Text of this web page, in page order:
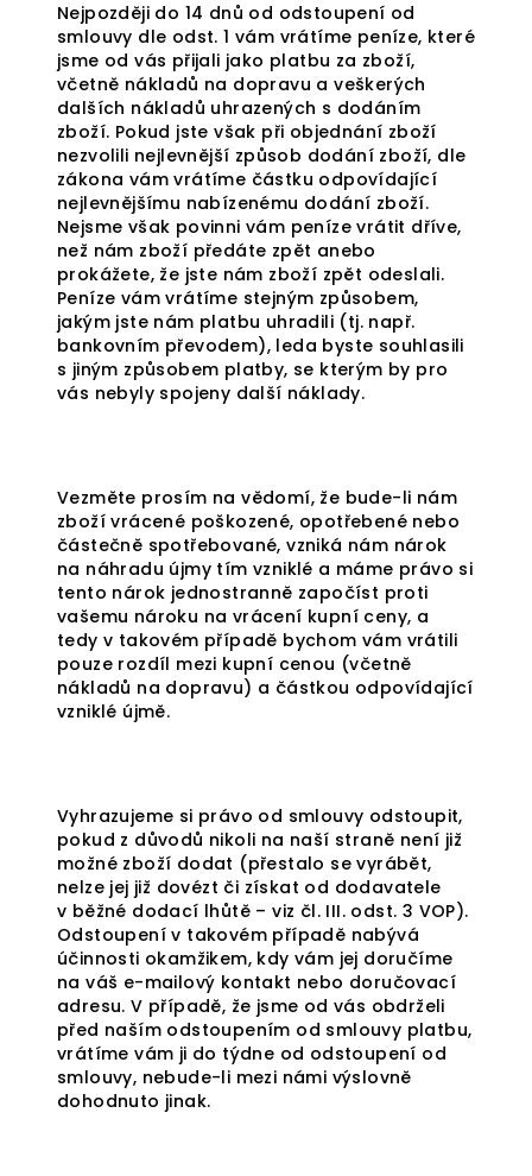
Nejpozději do 14 dnů od odstoupení od
smlouvy dle odst. 1 vám vrátíme peníze, které
jsme od vás přijali jako platbu za zboží,
včetně nákladů na dopravu a veškerých
dalších nákladů uhrazených s dodáním
zboží. Pokud jste však při objednání zboží
nezvolili nejlevnější způsob dodání zboží, dle
zákona vám vrátíme částku odpovídající
nejlevnějšímu nabízenému dodání zboží.
Nejsme však povinni vám peníze vrátit dříve,
než nám zboží předáte zpět anebo
prokážete, že jste nám zboží zpět odeslali.
Peníze vám vrátíme stejným způsobem,
jakým jste nám platbu uhradili (tj. např.
bankovním převodem), leda byste souhlasili
s jiným způsobem platby, se kterým by pro
vás nebyly spojeny další náklady.
Vezměte prosím na vědomí, že bude-li nám
zboží vrácené poškozené, opotřebené nebo
částečně spotřebované, vzniká nám nárok
na náhradu újmy tím vzniklé a máme právo si
tento nárok jednostranně započíst proti
vašemu nároku na vrácení kupní ceny, a
tedy v takovém případě bychom vám vrátili
pouze rozdíl mezi kupní cenou (včetně
nákladů na dopravu) a částkou odpovídající
vzniklé újmě.
Vyhrazujeme si právo od smlouvy odstoupit,
pokud z důvodů nikoli na naší straně není již
možné zboží dodat (přestalo se vyrábět,
nelze jej již dovézt či získat od dodavatele
v běžné dodací lhůtě – viz čl. III. odst. 3 VOP).
Odstoupení v takovém případě nabývá
účinnosti okamžikem, kdy vám jej doručíme
na váš e-mailový kontakt nebo doručovací
adresu. V případě, že jsme od vás obdrželi
před naším odstoupením od smlouvy platbu,
vrátíme vám ji do týdne od odstoupení od
smlouvy, nebude-li mezi námi výslovně
dohodnuto jinak.